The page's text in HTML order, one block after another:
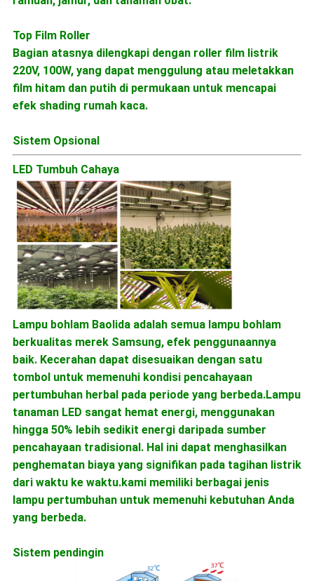
Top Film Roller
Bagian atasnya dilengkapi dengan roller film listrik
220V, 100W, yang dapat menggulung atau meletakkan
film hitam dan putih di permukaan untuk mencapai
efek shading rumah kaca.
Sistem Opsional
LED Tumbuh Cahaya
Lampu bohlam Baolida adalah semua lampu bohlam
berkualitas merek Samsung, efek penggunaannya
baik. Kecerahan dapat disesuaikan dengan satu
tombol untuk memenuhi kondisi pencahayaan
pertumbuhan herbal pada periode yang berbeda.Lampu
tanaman LED sangat hemat energi, menggunakan
hingga 50% lebih sedikit energi daripada sumber
pencahayaan tradisional. Hal ini dapat menghasilkan
penghematan biaya yang signifikan pada tagihan listrik
dari waktu ke waktu.kami memiliki berbagai jenis
lampu pertumbuhan untuk memenuhi kebutuhan Anda
yang berbeda.
Sistem pendingin